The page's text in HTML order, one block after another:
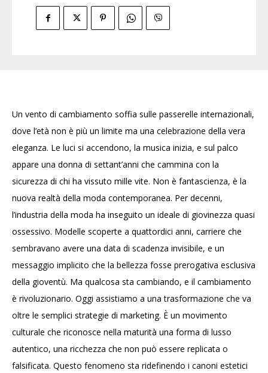
Un vento di cambiamento soffia sulle passerelle internazionali,
dove l’età non è più un limite ma una celebrazione della vera
eleganza. Le luci si accendono, la musica inizia, e sul palco
appare una donna di settant’anni che cammina con la
sicurezza di chi ha vissuto mille vite. Non è fantascienza, è la
nuova realtà della moda contemporanea. Per decenni,
l’industria della moda ha inseguito un ideale di giovinezza quasi
ossessivo. Modelle scoperte a quattordici anni, carriere che
sembravano avere una data di scadenza invisibile, e un
messaggio implicito che la bellezza fosse prerogativa esclusiva
della gioventù. Ma qualcosa sta cambiando, e il cambiamento
è rivoluzionario. Oggi assistiamo a una trasformazione che va
oltre le semplici strategie di marketing. È un movimento
culturale che riconosce nella maturità una forma di lusso
autentico, una ricchezza che non può essere replicata o
falsificata. Questo fenomeno sta ridefinendo i canoni estetici